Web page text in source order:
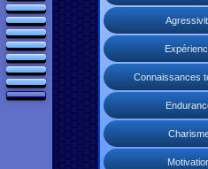
Connaissances